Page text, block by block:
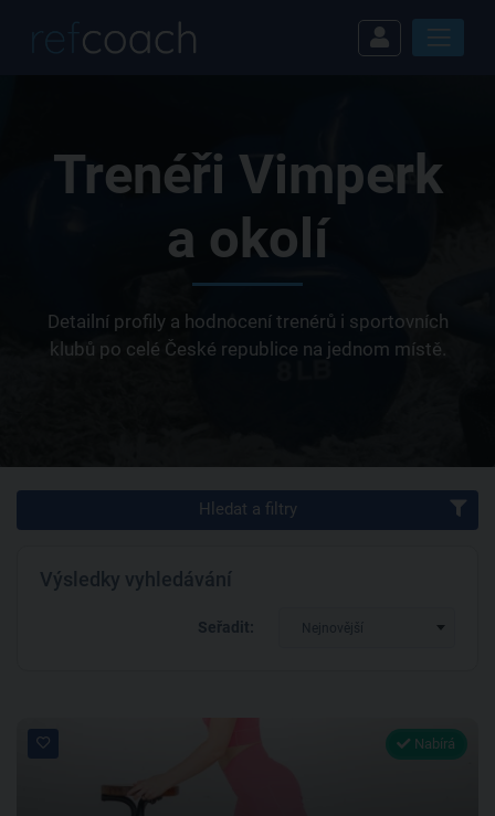
Trenéři Vimperk
a okolí
Detailní profily a hodnocení trenérů i sportovních
klubů po celé České republice na jednom místě.
Hledat a filtry
Výsledky vyhledávání
Seřadit: Nejnovější
Nabírá